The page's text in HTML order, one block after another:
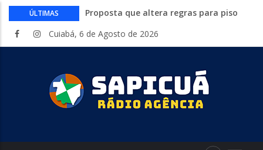
ÚLTIMAS
Proposta que altera regras para piso
Começa nesta quinta-feira a Expo Guia
fundamental estão no Nordeste
Conheça 16 profissões que devem crescer
na indústria até 2035
Cuiabá, 6 de Agosto de 2026